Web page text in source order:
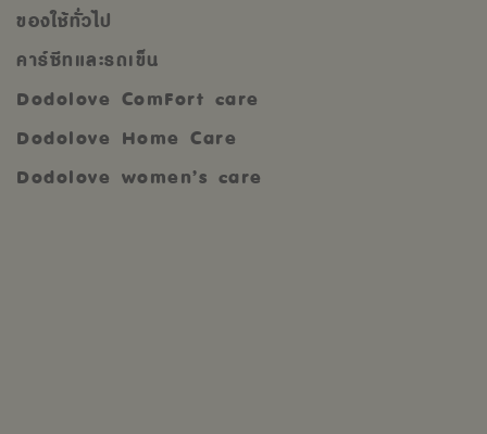
ของใช้ทั่วไป
คาร์ซีทและรถเข็น
Dodolove ComFort care
Dodolove Home Care
Dodolove women’s care